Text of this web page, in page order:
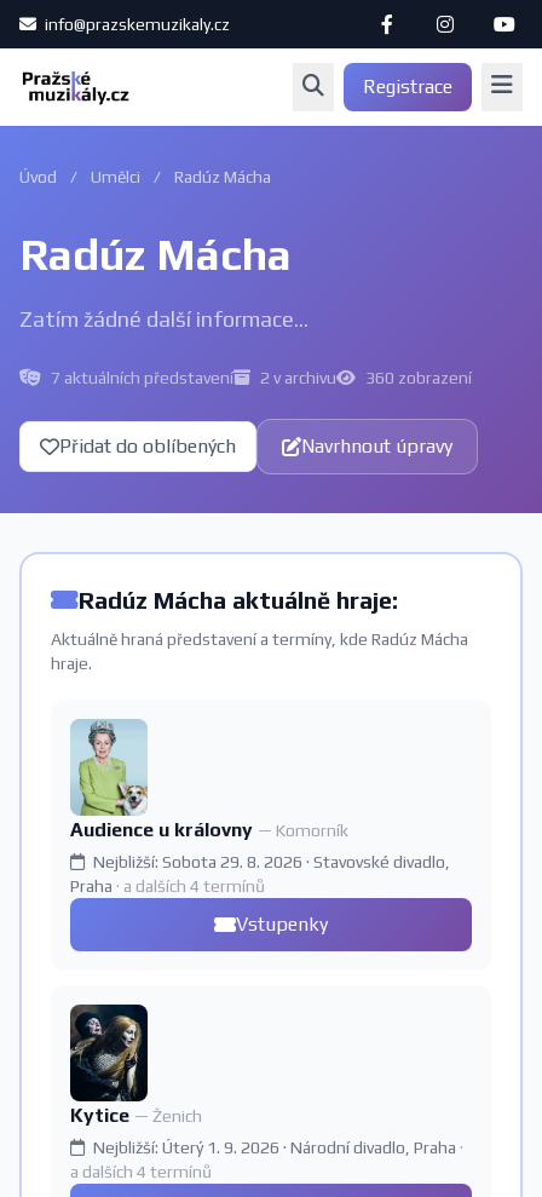
info@prazskemuzikaly.cz
Registrace
Úvod / Umělci / Radúz Mácha
Radúz Mácha
Zatím žádné další informace...
7 aktuálních představení 2 v archivu 360 zobrazení
Přidat do oblíbených Navrhnout úpravy
Radúz Mácha aktuálně hraje:
Aktuálně hraná představení a termíny, kde Radúz Mácha
hraje.
Audience u královny — Komorník
Nejbližší: Sobota 29. 8. 2026 · Stavovské divadlo,
Praha · a dalších 4 termínů
Vstupenky
Kytice — Ženich
Nejbližší: Úterý 1. 9. 2026 · Národní divadlo, Praha ·
a dalších 4 termínů